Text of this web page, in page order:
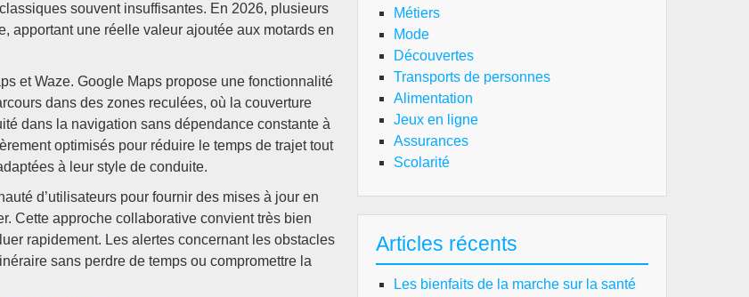
souvent insuffisantes. En 2026, plusieurs
apportant une réelle valeur ajoutée aux motards en
et Waze. Google Maps propose une fonctionnalité
dans des zones reculées, où la couverture
dans la navigation sans dépendance constante à
optimisés pour réduire le temps de trajet tout
à leur style de conduite.
d’utilisateurs pour fournir des mises à jour en
Cette approche collaborative convient très bien
rapidement. Les alertes concernant les obstacles
sans perdre de temps ou compromettre la
Métiers
Mode
Découvertes
Transports de personnes
Alimentation
Jeux en ligne
Assurances
Scolarité
Articles récents
Les bienfaits de la marche sur la santé